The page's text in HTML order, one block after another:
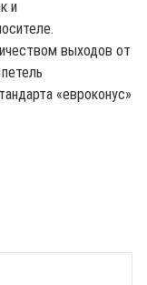
и
выходов от
«евроконус»